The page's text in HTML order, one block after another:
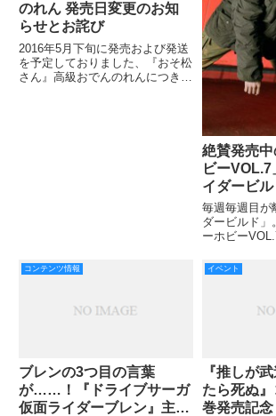
のれん 発売日変更のお知
らせとお詫び
2016年5月下旬に発売および発送
を予定しておりました、『おそ松
さん』高級おでんのれんにつきま
絶賛発売
ビーVOL.7
イダービ
仮面ライ
田航平さ
掲載中！
毎週毎週目が
ダービルド」
ーホビー
っております
スペシャル動
コンテンツ情報
ブレンの3つ目の言葉
が……！『ドライブサーガ
仮面ライダーブレン』主
イベント
『推しが
たら死ぬ
巻発売記